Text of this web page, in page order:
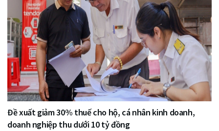
Đề xuất giảm 30% thuế cho hộ, cá nhân kinh doanh,
doanh nghiệp thu dưới 10 tỷ đồng